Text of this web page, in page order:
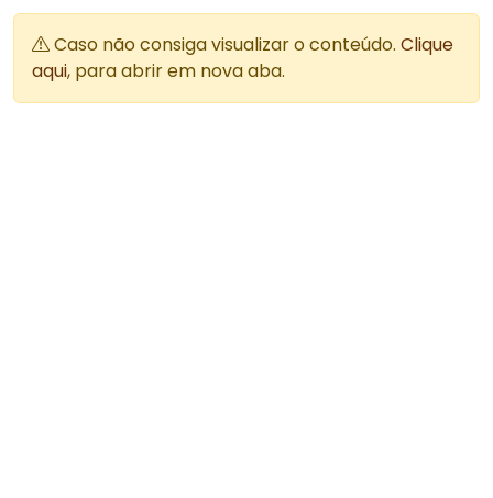
Caso não consiga visualizar o conteúdo. Clique
aqui, para abrir em nova aba.